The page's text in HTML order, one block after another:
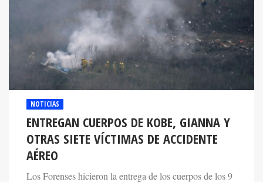
ENTREGAN CUERPOS DE KOBE, GIANNA Y
OTRAS SIETE VÍCTIMAS DE ACCIDENTE
AÉREO
Los Forenses hicieron la entrega de los cuerpos de los 9
cuerpos sin vida del accidente en helicóptero el pasado